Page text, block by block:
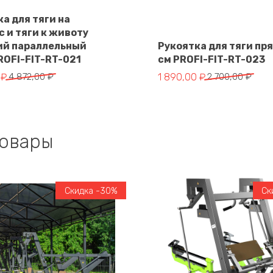
В корзину
для тяги на
и тяги к животу
параллельный
FIT-RT-021
4 872,00₽
цена составляла 4 872,00 ₽.
₽ 3 410,40 ₽.
В корзину
Рукоятка для тяги
см PROFI-FIT-RT-023
2 700,00₽
Первоначальная цена
1 890,00 ₽
Текущая цена: 1 890,00
Скидка -30%